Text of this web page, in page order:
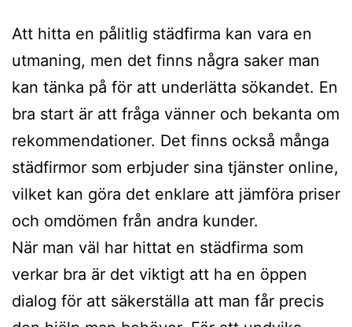
Att hitta en pålitlig städfirma kan vara en
utmaning, men det finns några saker man
kan tänka på för att underlätta sökandet. En
bra start är att fråga vänner och bekanta om
rekommendationer. Det finns också många
städfirmor som erbjuder sina tjänster online,
vilket kan göra det enklare att jämföra priser
och omdömen från andra kunder.
När man väl har hittat en städfirma som
verkar bra är det viktigt att ha en öppen
dialog för att säkerställa att man får precis